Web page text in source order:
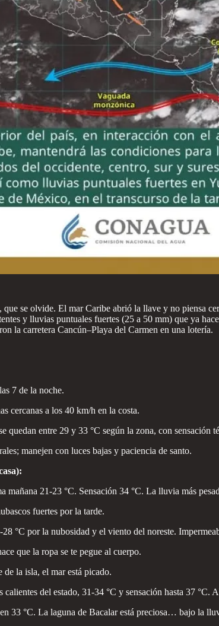
se olvide. El mar Caribe abrió la llave y no piensa
y lluvias puntuales fuertes (25 a 50 mm) que ya
la carretera Cancún–Playa del Carmen en una lotería.
7 de la noche.
cercanas a los 40 km/h en la costa.
quedan entre 29 y 33 °C según la zona, con sensación
manejen con luces bajas y paciencia de santo.
mañana 21-23 °C. Sensación 34 °C. La lluvia más
fuertes por la tarde.
°C por la nubosidad y el viento del noreste.
que la ropa se te pegue al cuerpo.
la isla, el mar está picado.
calientes del estado, 31-34 °C y sensación hasta 37
33 °C. La laguna de Bacalar está preciosa… bajo la